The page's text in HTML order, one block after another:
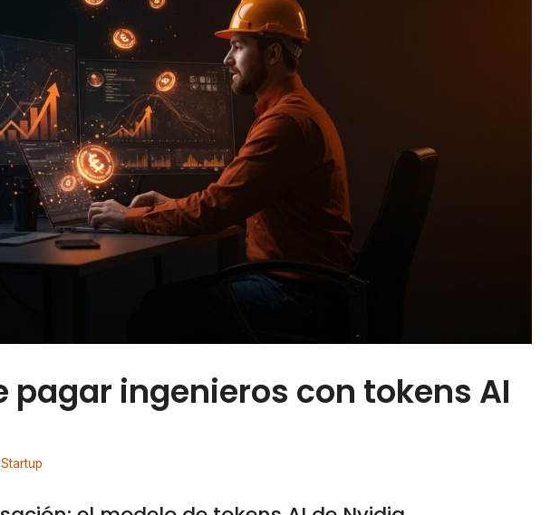
pagar ingenieros con tokens AI